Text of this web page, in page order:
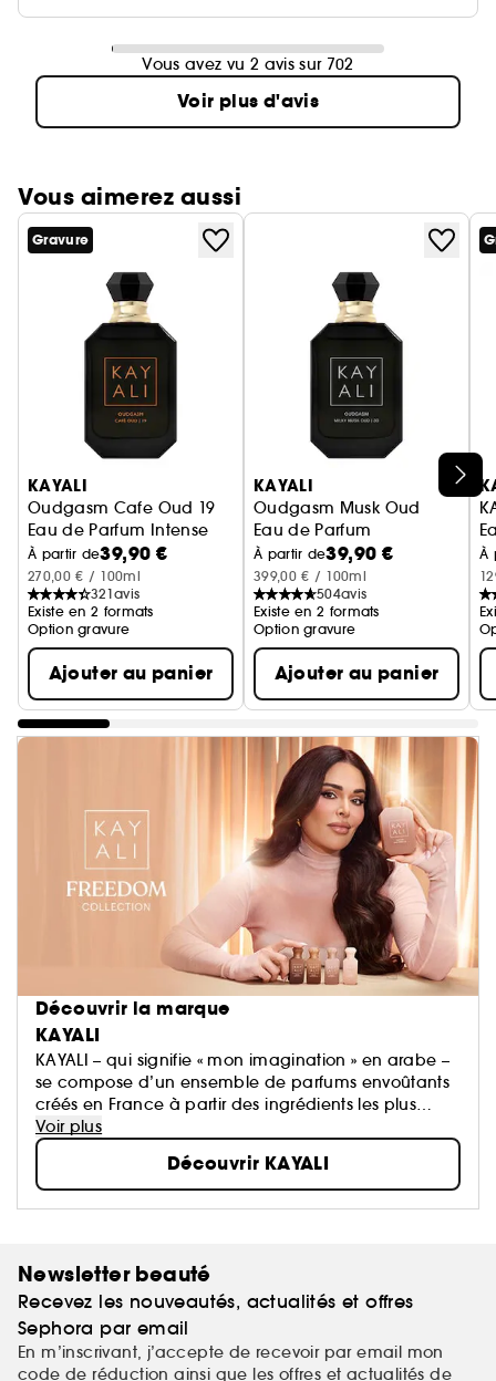
Vous avez vu 2 avis sur 702
Voir plus d'avis
Vous aimerez aussi
Ignorer le carrousel produits
Gravure
KAYALI
Oudgasm Cafe Oud 19
Eau de Parfum Intense
À partir de39,90 €
270,00 € / 100ml
321avis
Existe en 2 formats
Option gravure
Ajouter au panier
KAYALI
Oudgasm Musk Oud
Eau de Parfum
À partir de39,90 €
399,00 € / 100ml
504avis
Existe en 2 formats
Option gravure
Ajouter au panier
À
Découvrir la marque
KAYALI
KAYALI – qui signifie « mon imagination » en arabe –
se compose d’un ensemble de parfums envoûtants
créés en France à partir des ingrédients les plus
prestigieux. Cette première collection met à
l’honneur la technique du « layering » pour créer un
parfum qui vous correspond parfaitement. KAYALI
s'inspire des richesses du Moyen-Orient, une culture
réputée pour son raffinement et sa simplicité.Quatre
Voir plus
Découvrir KAYALI
Newsletter beauté
Recevez les nouveautés, actualités et offres
Sephora par email
En m’inscrivant, j’accepte de recevoir par email mon
code de réduction ainsi que les offres et actualités de